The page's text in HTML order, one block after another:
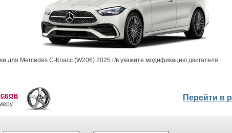
для Mercedes C-Класс (W206) 2025 г/в укажите модификацию двигателя.
Перейти в